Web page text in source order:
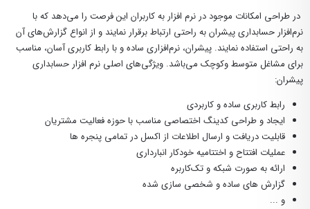
در طراحی امکانات موجود در نرم افزار به کاربران این فرصت را می‌دهد که با
نرم‌افزار حسابداری پیشران به راحتی ارتباط برقرار نمایند و از انواع گزارش‌های آن
به راحتی استفاده نمایند. پیشران، نرم‌افزاری ساده و با رابط کاربری آسان، مناسب
برای مشاغل متوسط وکوچک می‌باشد. ویژگی‌های اصلی نرم افزار حسابداری
پیشران:
رابط کاربری ساده و کاربردی
ایجاد و طراحی كدینگ اختصاصی مناسب با حوزه فعالیت مشتریان
قابلیت دریافت و ارسال اطلاعات از اكسل در تمامی پنجره ها
عملیات افتتاح و اختتامیه خودکار انبارداری
ارائه به ‌صورت شبکه و تک‌کاربره
گزارش های ساده و شخصی سازی شده
و ...